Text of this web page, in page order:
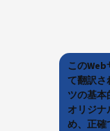
この
て翻訳さ
ツの基本
オリジナ
め、正確